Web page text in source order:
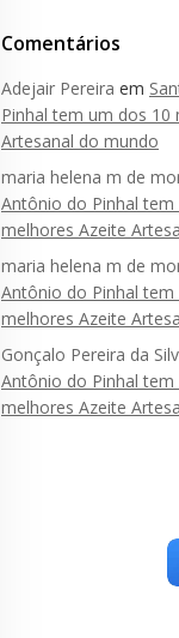
Comentários
Adejair Pereira em
Pinhal tem um dos 10
Artesanal do mundo
maria helena m de
Antônio do Pinhal tem
melhores Azeite
maria helena m de
Antônio do Pinhal tem
melhores Azeite
Gonçalo Pereira da
Antônio do Pinhal tem
melhores Azeite